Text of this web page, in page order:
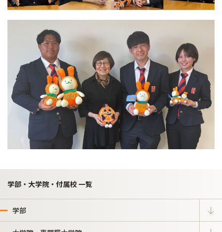
学部・大学院・付属校 一覧
学部